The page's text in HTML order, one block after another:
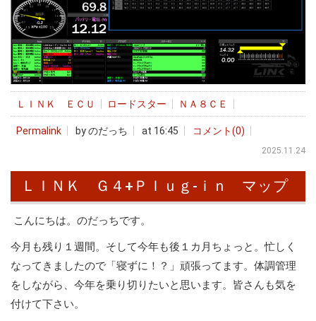
ＬＩＮＫ ＥＣＵ ロードスター ＮＡ８ＣＥ
Permalink by のだっち at 16:45 コメント(0)
2025.11.24
ＬＩＮＫ Ｇ４+Ｐｌｕｇ-ｉｎ マップ
こんにちは。のだっちです。
今月も残り１週間。そして今年も後１カ月ちょっと。忙しく
なってきましたので「寝ずに！？」頑張ってます。体調管理
をしながら、今年を乗り切りたいと思います。皆さんも気を
付けて下さい。